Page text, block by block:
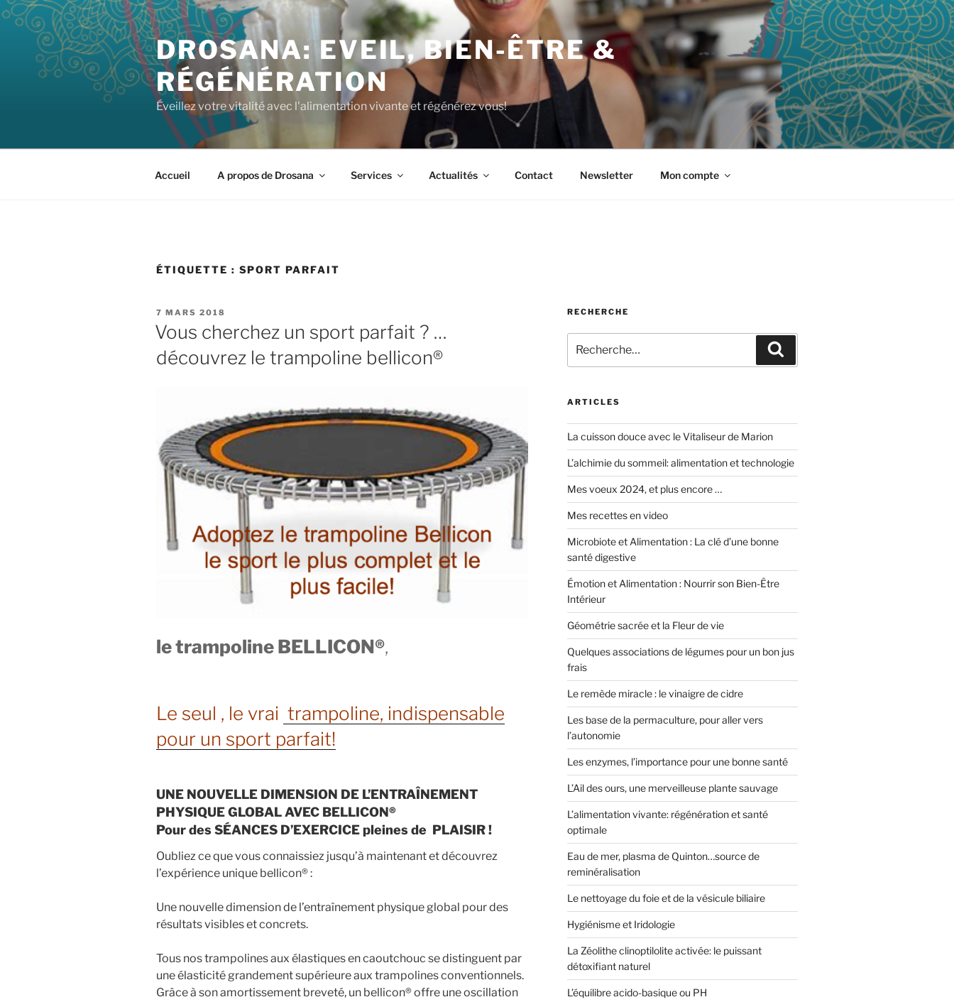
DROSANA: EVEIL, BIEN-ÊTRE &
RÉGÉNÉRATION
Éveillez votre vitalité avec l'alimentation vivante et régénérez vous!
Accueil A propos de Drosana Services Actualités Contact Newsletter Mon compte
ÉTIQUETTE : SPORT PARFAIT
7 MARS 2018
Vous cherchez un sport parfait ? …
découvrez le trampoline bellicon®
le trampoline BELLICON®,
Le seul , le vrai trampoline, indispensable
pour un sport parfait!
UNE NOUVELLE DIMENSION DE L’ENTRAÎNEMENT
PHYSIQUE GLOBAL AVEC BELLICON®
Pour des SÉANCES D’EXERCICE pleines de PLAISIR !
Oubliez ce que vous connaissiez jusqu’à maintenant et découvrez
l’expérience unique bellicon® :
Une nouvelle dimension de l’entraînement physique global pour des
résultats visibles et concrets.
Tous nos trampolines aux élastiques en caoutchouc se distinguent par
une élasticité grandement supérieure aux trampolines conventionnels.
Grâce à son amortissement breveté, un bellicon® offre une oscillation
RECHERCHE
ARTICLES
La cuisson douce avec le Vitaliseur de Marion
L’alchimie du sommeil: alimentation et technologie
Mes voeux 2024, et plus encore …
Mes recettes en video
Microbiote et Alimentation : La clé d’une bonne
santé digestive
Émotion et Alimentation : Nourrir son Bien-Être
Intérieur
Géométrie sacrée et la Fleur de vie
Quelques associations de légumes pour un bon jus
frais
Le remède miracle : le vinaigre de cidre
Les base de la permaculture, pour aller vers
l’autonomie
Les enzymes, l’importance pour une bonne santé
L’Ail des ours, une merveilleuse plante sauvage
L’alimentation vivante: régénération et santé
optimale
Eau de mer, plasma de Quinton…source de
reminéralisation
Le nettoyage du foie et de la vésicule biliaire
Hygiénisme et Iridologie
La Zéolithe clinoptilolite activée: le puissant
détoxifiant naturel
L’équilibre acido-basique ou PH